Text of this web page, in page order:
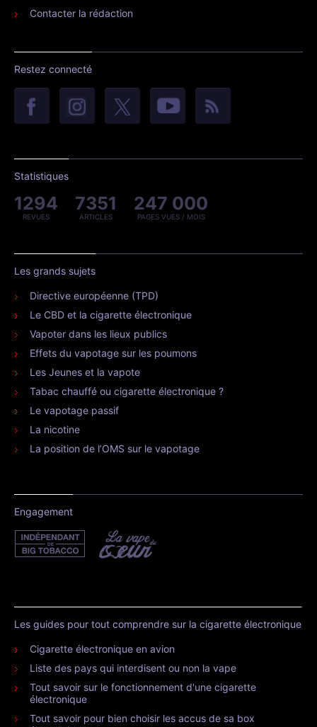
Contacter la rédaction
Restez connecté
Statistiques
1294
REVUES
7351
ARTICLES
247 000
PAGES VUES / MOIS
Les grands sujets
Directive européenne (TPD)
Le CBD et la cigarette électronique
Vapoter dans les lieux publics
Effets du vapotage sur les poumons
Les Jeunes et la vapote
Tabac chauffé ou cigarette électronique ?
Le vapotage passif
La nicotine
La position de l’OMS sur le vapotage
Engagement
Les guides pour tout comprendre sur la cigarette électronique
Cigarette électronique en avion
Liste des pays qui interdisent ou non la vape
Tout savoir sur le fonctionnement d'une cigarette
électronique
Tout savoir pour bien choisir les accus de sa box